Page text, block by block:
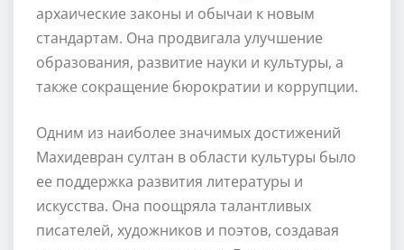
архаические законы и обычаи к новым
стандартам. Она продвигала улучшение
образования, развитие науки и культуры, а
также сокращение бюрократии и коррупции.
Одним из наиболее значимых достижений
Махидевран султан в области культуры было
ее поддержка развития литературы и
искусства. Она поощряла талантливых
писателей, художников и поэтов, создавая